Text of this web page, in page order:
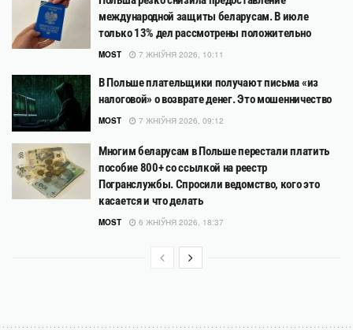
международной защиты беларусам. В июле
только 13% дел рассмотрены положительно
MOST 7 ЖНІЎНЯ 2026, 10:11
В Польше плательщики получают письма «из
налоговой» о возврате денег. Это мошенничество
MOST 7 ЖНІЎНЯ 2026, 09:12
Многим беларусам в Польше перестали платить
пособие 800+ со ссылкой на реестр
Погранслужбы. Спросили ведомство, кого это
касается и что делать
MOST 6 ЖНІЎНЯ 2026, 18:37